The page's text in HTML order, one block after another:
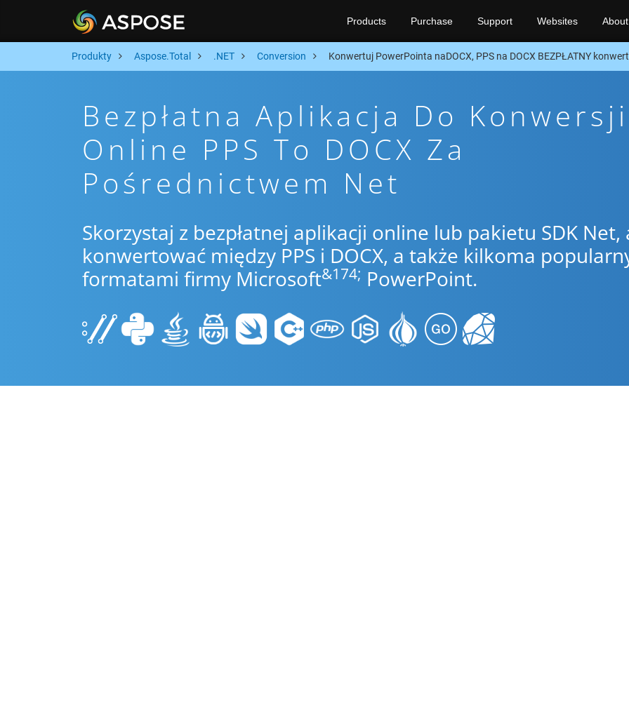
Products Purchase Support Websites About
Produkty Aspose.Total .NET Conversion Konwertuj PowerPointa naDOCX, PPS na DOCX BEZPŁATNY
Bezpłatna Aplikacja Do Konwersji
Online PPS To DOCX Za
Pośrednictwem Net
Skorzystaj z bezpłatnej aplikacji online lub pakietu SDK Net,
konwertować między PPS i DOCX, a także kilkoma
formatami firmy Microsoft&174; PowerPoint.